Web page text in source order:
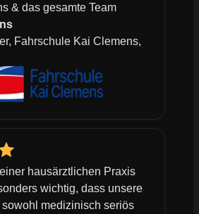
& das gesamte Team
Fahrschule Kai Clemens,
hausärztlichen Praxis
wichtig, dass unsere
medizinisch seriös